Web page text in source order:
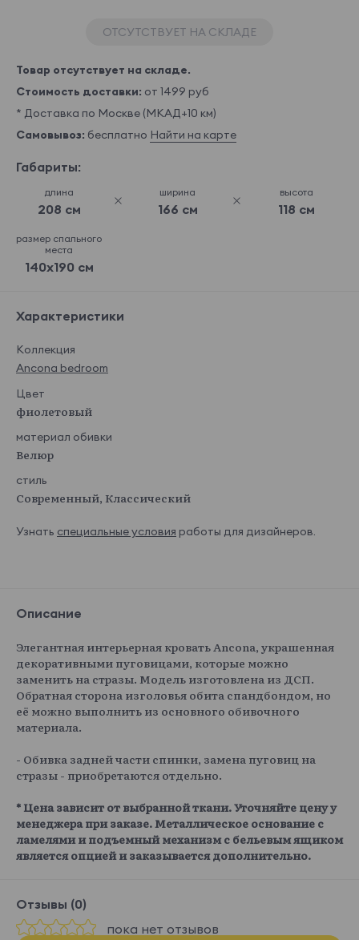
ОТСУТСТВУЕТ НА СКЛАДЕ
Товар отсутствует на складе.
Стоимость доставки: от 1499 руб
* Доставка по Москве (МКАД+10 км)
Самовывоз: бесплатно Найти на карте
Габариты:
длина
208 см
ширина
166 см
высота
118 см
размер спального
места
140x190 см
Характеристики
Коллекция
Ancona bedroom
Цвет
фиолетовый
материал обивки
Велюр
стиль
Современный, Классический
Узнать специальные условия работы для дизайнеров.
Описание
Элегантная интерьерная кровать Ancona, украшенная
декоративными пуговицами, которые можно
заменить на стразы. Модель изготовлена из ДСП.
Обратная сторона изголовья обита спандбондом, но
её можно выполнить из основного обивочного
материала.
- Обивка задней части спинки, замена пуговиц на
стразы - приобретаются отдельно.
* Цена зависит от выбранной ткани. Уточняйте цену у
менеджера при заказе. Металлическое основание с
ламелями и подъемный механизм с бельевым ящиком
является опцией и заказывается дополнительно.
Отзывы (0)
пока нет отзывов